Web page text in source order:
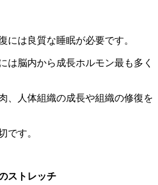
は良質な睡眠が必要です。
は脳内から成長ホルモン最も多く
、人体組織の成長や組織の修復を
です。
ストレッチ